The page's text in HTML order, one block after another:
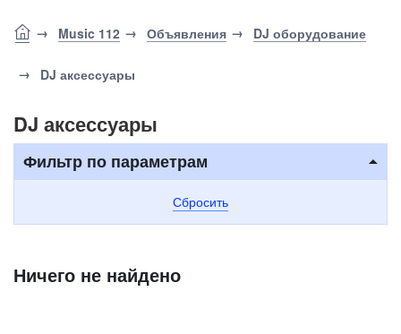
Music 112 Объявления DJ оборудование
DJ аксессуары
DJ аксессуары
Фильтр по параметрам
Сбросить
Ничего не найдено